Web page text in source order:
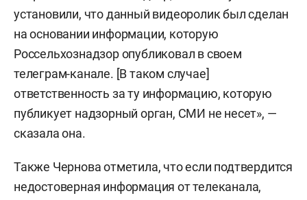
установили, что данный видеоролик был сделан
на основании информации, которую
Россельхознадзор опубликовал в своем
телеграм-канале. [В таком случае]
ответственность за ту информацию, которую
публикует надзорный орган, СМИ не несет», —
сказала она.
Также Чернова отметила, что если подтвердится
недостоверная информация от телеканала,